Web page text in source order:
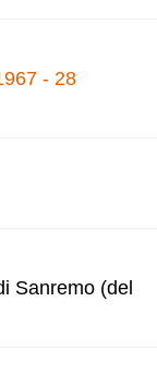
- 28
Sanremo (del